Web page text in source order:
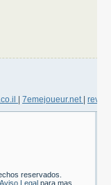
7emejoueur.net
reservados.
Aviso Legal para mas